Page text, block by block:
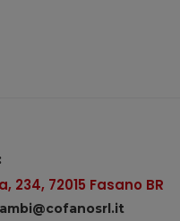
234, 72015 Fasano BR